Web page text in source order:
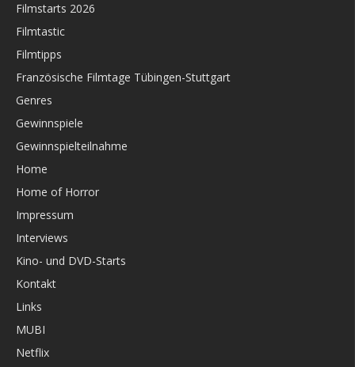
Filmstarts 2026
Filmtastic
Filmtipps
Französische Filmtage Tübingen-Stuttgart
Genres
Gewinnspiele
Gewinnspielteilnahme
Home
Home of Horror
Impressum
Interviews
Kino- und DVD-Starts
Kontakt
Links
MUBI
Netflix